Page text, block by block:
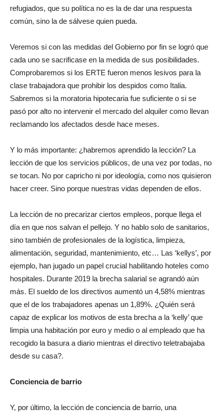
refugiados, que su política no es la de dar una respuesta
común, sino la de sálvese quien pueda.
Veremos si con las medidas del Gobierno por fin se logró que
cada uno se sacrificase en la medida de sus posibilidades.
Comprobaremos si los ERTE fueron menos lesivos para la
clase trabajadora que prohibir los despidos como Italia.
Sabremos si la moratoria hipotecaria fue suficiente o si se
pasó por alto no intervenir el mercado del alquiler como llevan
reclamando los afectados desde hace meses.
Y lo más importante: ¿habremos aprendido la lección? La
lección de que los servicios públicos, de una vez por todas, no
se tocan. No por capricho ni por ideología, como nos quisieron
hacer creer. Sino porque nuestras vidas dependen de ellos.
La lección de no precarizar ciertos empleos, porque llega el
día en que nos salvan el pellejo. Y no hablo solo de sanitarios,
sino también de profesionales de la logística, limpieza,
alimentación, seguridad, mantenimiento, etc… Las ‘kellys’, por
ejemplo, han jugado un papel crucial habilitando hoteles como
hospitales. Durante 2019 la brecha salarial se agrandó aún
más. El sueldo de los directivos aumentó un 4,58% mientras
que el de los trabajadores apenas un 1,89%. ¿Quién será
capaz de explicar los motivos de esta brecha a la ‘kelly’ que
limpia una habitación por euro y medio o al empleado que ha
recogido la basura a diario mientras el directivo teletrabajaba
desde su casa?.
Conciencia de barrio
Y, por último, la lección de conciencia de barrio, una